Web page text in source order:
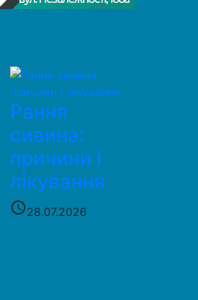
Рання
сивина:
причини і
лікування
access_time28.07.2026